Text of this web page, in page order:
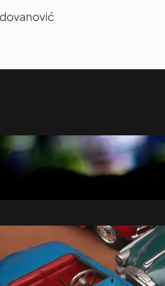
Belorusija proglasila
„ekstremističkim“
Niški Muzej prikuplja igračke
veka za izložbu o detinjstvu –
regiona i sveta
8, 2026